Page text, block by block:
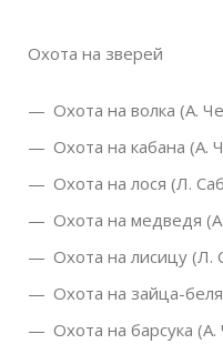
Охота на зверей
Охота на волка (А.
Охота на кабана (А.
Охота на лося (Л.
Охота на медведя
Охота на лисицу (Л.
Охота на зайца-
Охота на барсука (А.